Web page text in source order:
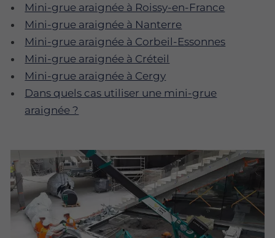
Mini-grue araignée à Roissy-en-France
Mini-grue araignée à Nanterre
Mini-grue araignée à Corbeil-Essonnes
Mini-grue araignée à Créteil
Mini-grue araignée à Cergy
Dans quels cas utiliser une mini-grue
araignée ?